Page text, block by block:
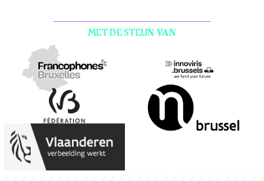
MET DE STEUN VAN